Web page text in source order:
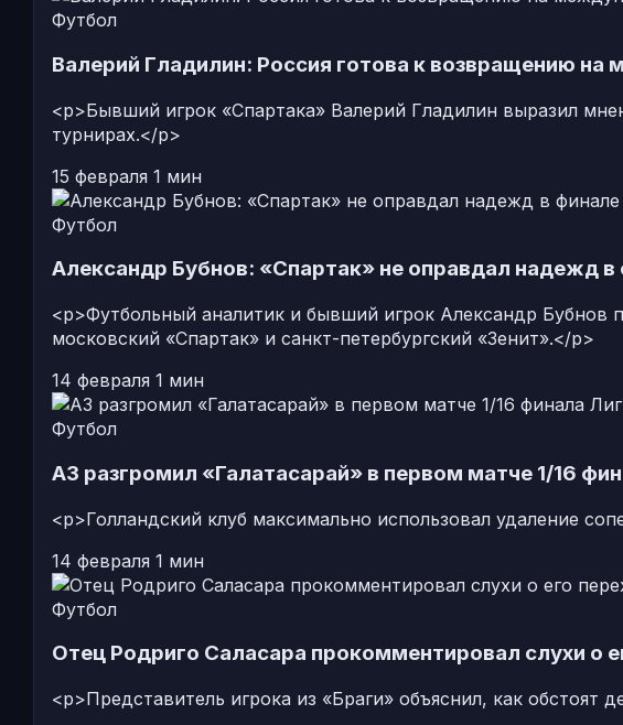
Футбол
Валерий Гладилин: Россия готова к возвращению
<p>Бывший игрок «Спартака» Валерий Гладилин выразил
турнирах.</p>
15 февраля 1 мин
Футбол
Александр Бубнов: «Спартак» не оправдал надежд
<p>Футбольный аналитик и бывший игрок Александр Бубнов
московский «Спартак» и санкт-петербургский «Зенит».</p>
14 февраля 1 мин
Футбол
АЗ разгромил «Галатасарай» в первом матче 1/16
<p>Голландский клуб максимально использовал удаление
14 февраля 1 мин
Футбол
Отец Родриго Саласара прокомментировал слухи о
<p>Представитель игрока из «Браги» объяснил, как